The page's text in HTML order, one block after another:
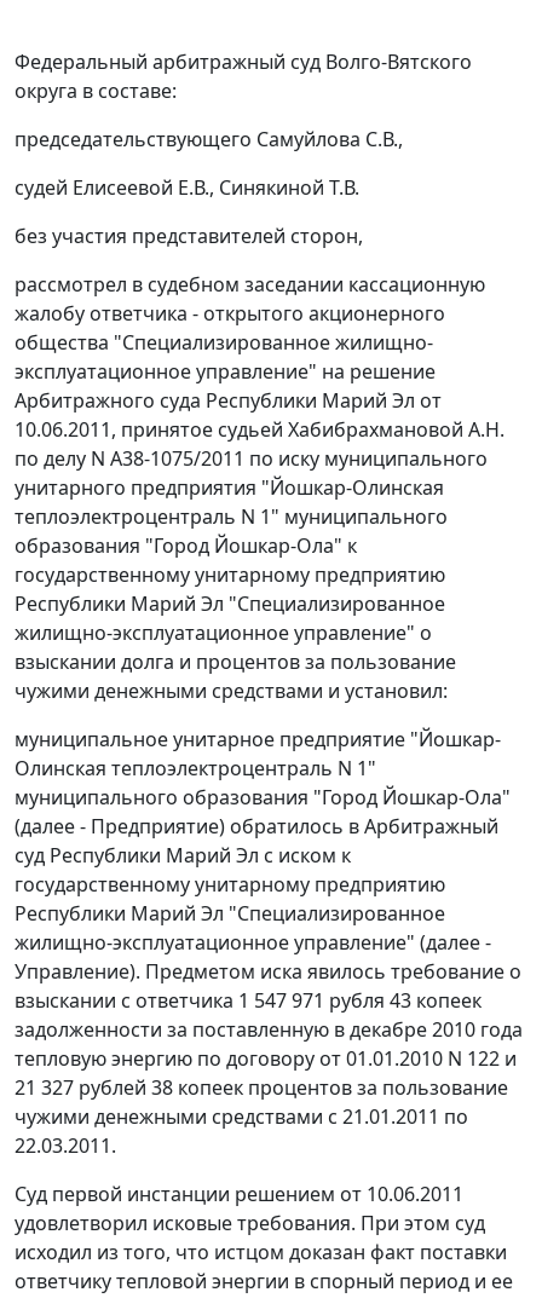
Федеральный арбитражный суд Волго-Вятского
округа в составе:
председательствующего Самуйлова С.В.,
судей Елисеевой Е.В., Синякиной Т.В.
без участия представителей сторон,
рассмотрел в судебном заседании кассационную
жалобу ответчика - открытого акционерного
общества "Специализированное жилищно-
эксплуатационное управление" на решение
Арбитражного суда Республики Марий Эл от
10.06.2011, принятое судьей Хабибрахмановой А.Н.
по делу N А38-1075/2011 по иску муниципального
унитарного предприятия "Йошкар-Олинская
теплоэлектроцентраль N 1" муниципального
образования "Город Йошкар-Ола" к
государственному унитарному предприятию
Республики Марий Эл "Специализированное
жилищно-эксплуатационное управление" о
взыскании долга и процентов за пользование
чужими денежными средствами и установил:
муниципальное унитарное предприятие "Йошкар-
Олинская теплоэлектроцентраль N 1"
муниципального образования "Город Йошкар-Ола"
(далее - Предприятие) обратилось в Арбитражный
суд Республики Марий Эл с иском к
государственному унитарному предприятию
Республики Марий Эл "Специализированное
жилищно-эксплуатационное управление" (далее -
Управление). Предметом иска явилось требование о
взыскании с ответчика 1 547 971 рубля 43 копеек
задолженности за поставленную в декабре 2010 года
тепловую энергию по договору от 01.01.2010 N 122 и
21 327 рублей 38 копеек процентов за пользование
чужими денежными средствами с 21.01.2011 по
22.03.2011.
Суд первой инстанции решением от 10.06.2011
удовлетворил исковые требования. При этом суд
исходил из того, что истцом доказан факт поставки
ответчику тепловой энергии в спорный период и ее